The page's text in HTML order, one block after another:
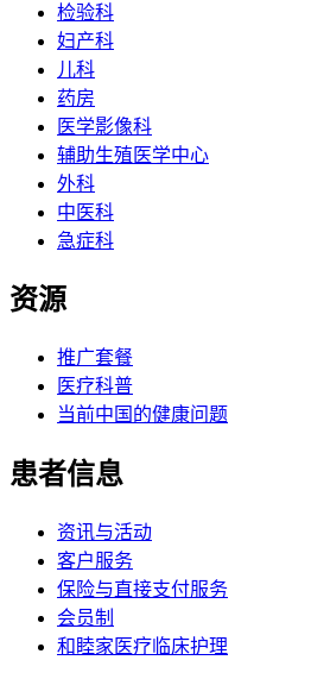
检验科
妇产科
儿科
药房
医学影像科
辅助生殖医学中心
外科
中医科
急症科
资源
推广套餐
医疗科普
当前中国的健康问题
患者信息
资讯与活动
客户服务
保险与直接支付服务
会员制
和睦家医疗临床护理